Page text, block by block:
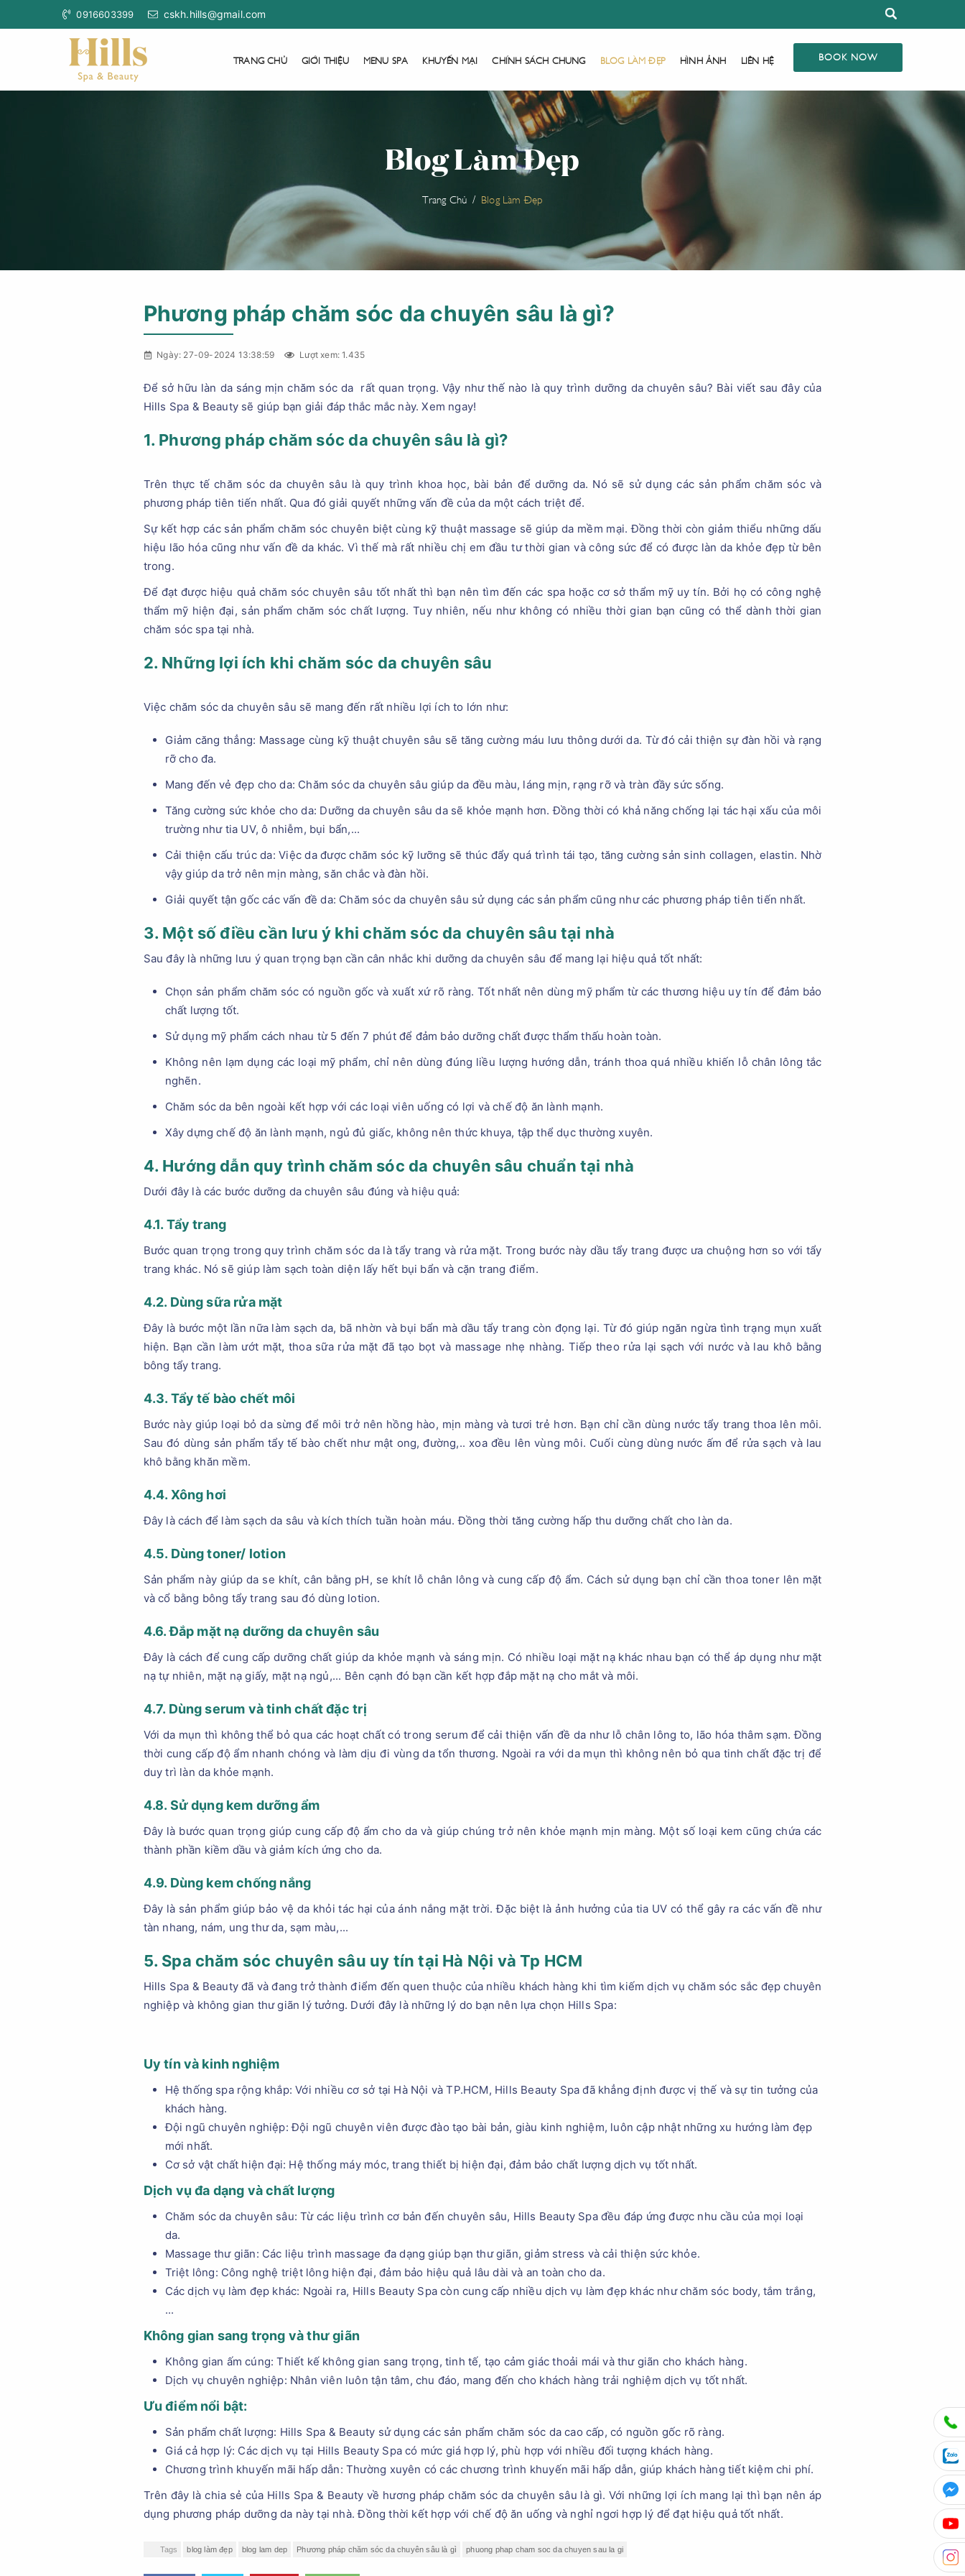
0916603399 cskh.hills@gmail.com
TRANG CHỦ GIỚI THIỆU MENU SPA KHUYẾN MẠI CHÍNH SÁCH CHUNG BLOG LÀM ĐẸP HÌNH ẢNH LIÊN HỆ BOOK NOW
Blog Làm Đẹp
Trang Chủ Blog Làm Đẹp
Phương pháp chăm sóc da chuyên sâu là gì?
Ngày: 27-09-2024 13:38:59 Lượt xem: 1.435
Để sở hữu làn da sáng mịn chăm sóc da rất quan trọng. Vậy như thế nào là quy trình dưỡng da chuyên sâu? Bài viết sau đây của
Hills Spa & Beauty sẽ giúp bạn giải đáp thắc mắc này. Xem ngay!
1. Phương pháp chăm sóc da chuyên sâu là gì?
Trên thực tế chăm sóc da chuyên sâu là quy trình khoa học, bài bản để dưỡng da. Nó sẽ sử dụng các sản phẩm chăm sóc và
phương pháp tiên tiến nhất. Qua đó giải quyết những vấn đề của da một cách triệt để.
Sự kết hợp các sản phẩm chăm sóc chuyên biệt cùng kỹ thuật massage sẽ giúp da mềm mại. Đồng thời còn giảm thiểu những dấu
hiệu lão hóa cũng như vấn đề da khác. Vì thế mà rất nhiều chị em đầu tư thời gian và công sức để có được làn da khỏe đẹp từ bên
trong.
Để đạt được hiệu quả chăm sóc chuyên sâu tốt nhất thì bạn nên tìm đến các spa hoặc cơ sở thẩm mỹ uy tín. Bởi họ có công nghệ
thẩm mỹ hiện đại, sản phẩm chăm sóc chất lượng. Tuy nhiên, nếu như không có nhiều thời gian bạn cũng có thể dành thời gian
chăm sóc spa tại nhà.
2. Những lợi ích khi chăm sóc da chuyên sâu
Việc chăm sóc da chuyên sâu sẽ mang đến rất nhiều lợi ích to lớn như:
Giảm căng thẳng: Massage cùng kỹ thuật chuyên sâu sẽ tăng cường máu lưu thông dưới da. Từ đó cải thiện sự đàn hồi và rạng
rỡ cho đa.
Mang đến vẻ đẹp cho da: Chăm sóc da chuyên sâu giúp da đều màu, láng mịn, rạng rỡ và tràn đầy sức sống.
Tăng cường sức khỏe cho da: Dưỡng da chuyên sâu da sẽ khỏe mạnh hơn. Đồng thời có khả năng chống lại tác hại xấu của môi
trường như tia UV, ô nhiễm, bụi bẩn,...
Cải thiện cấu trúc da: Việc da được chăm sóc kỹ lưỡng sẽ thúc đẩy quá trình tái tạo, tăng cường sản sinh collagen, elastin. Nhờ
vậy giúp da trở nên mịn màng, săn chắc và đàn hồi.
Giải quyết tận gốc các vấn đề da: Chăm sóc da chuyên sâu sử dụng các sản phẩm cũng như các phương pháp tiên tiến nhất.
3. Một số điều cần lưu ý khi chăm sóc da chuyên sâu tại nhà
Sau đây là những lưu ý quan trọng bạn cần cân nhắc khi dưỡng da chuyên sâu để mang lại hiệu quả tốt nhất:
Chọn sản phẩm chăm sóc có nguồn gốc và xuất xứ rõ ràng. Tốt nhất nên dùng mỹ phẩm từ các thương hiệu uy tín để đảm bảo
chất lượng tốt.
Sử dụng mỹ phẩm cách nhau từ 5 đến 7 phút để đảm bảo dưỡng chất được thẩm thấu hoàn toàn.
Không nên lạm dụng các loại mỹ phẩm, chỉ nên dùng đúng liều lượng hướng dẫn, tránh thoa quá nhiều khiến lỗ chân lông tắc
nghẽn.
Chăm sóc da bên ngoài kết hợp với các loại viên uống có lợi và chế độ ăn lành mạnh.
Xây dựng chế độ ăn lành mạnh, ngủ đủ giấc, không nên thức khuya, tập thể dục thường xuyên.
4. Hướng dẫn quy trình chăm sóc da chuyên sâu chuẩn tại nhà
Dưới đây là các bước dưỡng da chuyên sâu đúng và hiệu quả:
4.1. Tẩy trang
Bước quan trọng trong quy trình chăm sóc da là tẩy trang và rửa mặt. Trong bước này dầu tẩy trang được ưa chuộng hơn so với tẩy
trang khác. Nó sẽ giúp làm sạch toàn diện lấy hết bụi bẩn và cặn trang điểm.
4.2. Dùng sữa rửa mặt
Đây là bước một lần nữa làm sạch da, bã nhờn và bụi bẩn mà dầu tẩy trang còn đọng lại. Từ đó giúp ngăn ngừa tình trạng mụn xuất
hiện. Bạn cần làm ướt mặt, thoa sữa rửa mặt đã tạo bọt và massage nhẹ nhàng. Tiếp theo rửa lại sạch với nước và lau khô bằng
bông tẩy trang.
4.3. Tẩy tế bào chết môi
Bước này giúp loại bỏ da sừng để môi trở nên hồng hào, mịn màng và tươi trẻ hơn. Bạn chỉ cần dùng nước tẩy trang thoa lên môi.
Sau đó dùng sản phẩm tẩy tế bào chết như mật ong, đường,.. xoa đều lên vùng môi. Cuối cùng dùng nước ấm để rửa sạch và lau
khô bằng khăn mềm.
4.4. Xông hơi
Đây là cách để làm sạch da sâu và kích thích tuần hoàn máu. Đồng thời tăng cường hấp thu dưỡng chất cho làn da.
4.5. Dùng toner/ lotion
Sản phẩm này giúp da se khít, cân bằng pH, se khít lỗ chân lông và cung cấp độ ẩm. Cách sử dụng bạn chỉ cần thoa toner lên mặt
và cổ bằng bông tẩy trang sau đó dùng lotion.
4.6. Đắp mặt nạ dưỡng da chuyên sâu
Đây là cách để cung cấp dưỡng chất giúp da khỏe mạnh và sáng mịn. Có nhiều loại mặt nạ khác nhau bạn có thể áp dụng như mặt
nạ tự nhiên, mặt nạ giấy, mặt nạ ngủ,... Bên cạnh đó bạn cần kết hợp đắp mặt nạ cho mắt và môi.
4.7. Dùng serum và tinh chất đặc trị
Với da mụn thì không thể bỏ qua các hoạt chất có trong serum để cải thiện vấn đề da như lỗ chân lông to, lão hóa thâm sạm. Đồng
thời cung cấp độ ẩm nhanh chóng và làm dịu đi vùng da tổn thương. Ngoài ra với da mụn thì không nên bỏ qua tinh chất đặc trị để
duy trì làn da khỏe mạnh.
4.8. Sử dụng kem dưỡng ẩm
Đây là bước quan trọng giúp cung cấp độ ẩm cho da và giúp chúng trở nên khỏe mạnh mịn màng. Một số loại kem cũng chứa các
thành phần kiềm dầu và giảm kích ứng cho da.
4.9. Dùng kem chống nắng
Đây là sản phẩm giúp bảo vệ da khỏi tác hại của ánh nắng mặt trời. Đặc biệt là ảnh hưởng của tia UV có thể gây ra các vấn đề như
tàn nhang, nám, ung thư da, sạm màu,...
5. Spa chăm sóc chuyên sâu uy tín tại Hà Nội và Tp HCM
Hills Spa & Beauty đã và đang trở thành điểm đến quen thuộc của nhiều khách hàng khi tìm kiếm dịch vụ chăm sóc sắc đẹp chuyên
nghiệp và không gian thư giãn lý tưởng. Dưới đây là những lý do bạn nên lựa chọn Hills Spa:
Uy tín và kinh nghiệm
Hệ thống spa rộng khắp: Với nhiều cơ sở tại Hà Nội và TP.HCM, Hills Beauty Spa đã khẳng định được vị thế và sự tin tưởng của
khách hàng.
Đội ngũ chuyên nghiệp: Đội ngũ chuyên viên được đào tạo bài bản, giàu kinh nghiệm, luôn cập nhật những xu hướng làm đẹp
mới nhất.
Cơ sở vật chất hiện đại: Hệ thống máy móc, trang thiết bị hiện đại, đảm bảo chất lượng dịch vụ tốt nhất.
Dịch vụ đa dạng và chất lượng
Chăm sóc da chuyên sâu: Từ các liệu trình cơ bản đến chuyên sâu, Hills Beauty Spa đều đáp ứng được nhu cầu của mọi loại
da.
Massage thư giãn: Các liệu trình massage đa dạng giúp bạn thư giãn, giảm stress và cải thiện sức khỏe.
Triệt lông: Công nghệ triệt lông hiện đại, đảm bảo hiệu quả lâu dài và an toàn cho da.
Các dịch vụ làm đẹp khác: Ngoài ra, Hills Beauty Spa còn cung cấp nhiều dịch vụ làm đẹp khác như chăm sóc body, tắm trắng,
...
Không gian sang trọng và thư giãn
Không gian ấm cúng: Thiết kế không gian sang trọng, tinh tế, tạo cảm giác thoải mái và thư giãn cho khách hàng.
Dịch vụ chuyên nghiệp: Nhân viên luôn tận tâm, chu đáo, mang đến cho khách hàng trải nghiệm dịch vụ tốt nhất.
Ưu điểm nổi bật:
Sản phẩm chất lượng: Hills Spa & Beauty sử dụng các sản phẩm chăm sóc da cao cấp, có nguồn gốc rõ ràng.
Giá cả hợp lý: Các dịch vụ tại Hills Beauty Spa có mức giá hợp lý, phù hợp với nhiều đối tượng khách hàng.
Chương trình khuyến mãi hấp dẫn: Thường xuyên có các chương trình khuyến mãi hấp dẫn, giúp khách hàng tiết kiệm chi phí.
Trên đây là chia sẻ của Hills Spa & Beauty về hương pháp chăm sóc da chuyên sâu là gì. Với những lợi ích mang lại thì bạn nên áp
dụng phương pháp dưỡng da này tại nhà. Đồng thời kết hợp với chế độ ăn uống và nghỉ ngơi hợp lý để đạt hiệu quả tốt nhất.
Tags blog làm đẹp blog lam dep Phương pháp chăm sóc da chuyên sâu là gì phuong phap cham soc da chuyen sau la gi